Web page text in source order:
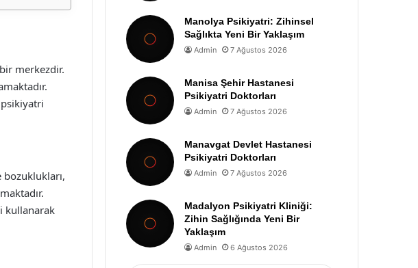
merkezdir.
bozuklukları,
kullanarak
Manolya Psikiyatri: Zihinsel
Sağlıkta Yeni Bir Yaklaşım
Admin 7 Ağustos 2026
Manisa Şehir Hastanesi
Psikiyatri Doktorları
Admin 7 Ağustos 2026
Manavgat Devlet Hastanesi
Psikiyatri Doktorları
Admin 7 Ağustos 2026
Madalyon Psikiyatri Kliniği:
Zihin Sağlığında Yeni Bir
Yaklaşım
Admin 6 Ağustos 2026